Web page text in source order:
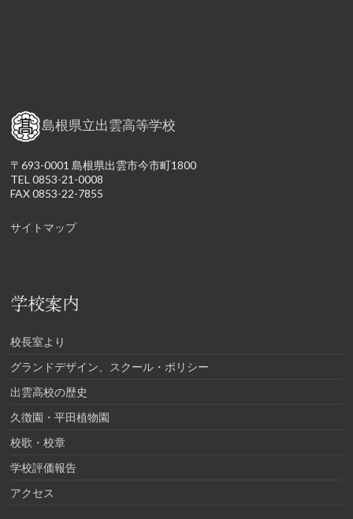
島根県立出雲高等学校
〒693-0001 島根県出雲市今市町1800
TEL 0853-21-0008
FAX 0853-22-7855
サイトマップ
学校案内
校長室より
グランドデザイン、スクール・ポリシー
出雲高校の歴史
久徴園・平田植物園
校歌・校章
学校評価報告
アクセス